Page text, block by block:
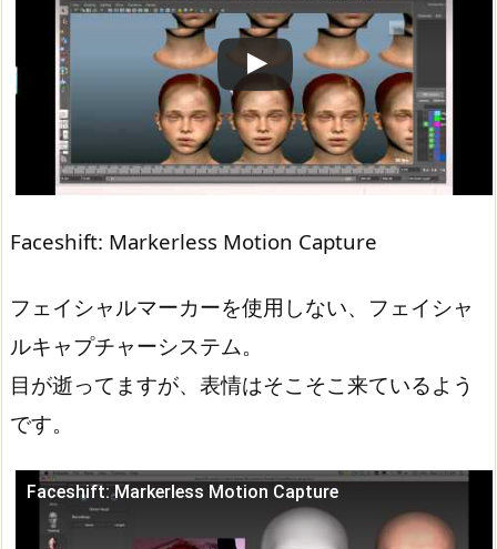
Faceshift: Markerless Motion Capture
フェイシャルマーカーを使用しない、フェイシャ
ルキャプチャーシステム。
目が逝ってますが、表情はそこそこ来ているよう
です。
Faceshift: Markerless Motion Capture
この動画を YouTube で視聴